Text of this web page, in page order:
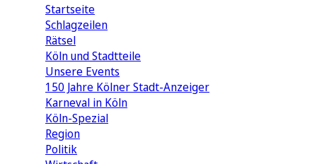
Startseite
Schlagzeilen
Rätsel
Köln und Stadtteile
Unsere Events
150 Jahre Kölner Stadt-Anzeiger
Karneval in Köln
Köln-Spezial
Region
Politik